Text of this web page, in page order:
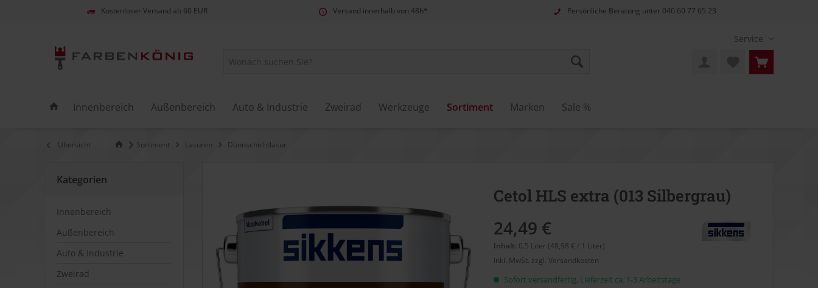
Kostenloser Versand ab 60 EUR Versand innerhalb von 48h* Persönliche Beratung unter 040 60 77 65 23
Service
Innenbereich Außenbereich Auto & Industrie Zweirad Werkzeuge Sortiment Marken Sale %
Übersicht Sortiment Lasuren Dünnschichtlasur
Kategorien
Innenbereich
Außenbereich
Auto & Industrie
Zweirad
Cetol HLS extra (013 Silbergrau)
24,49 €
Inhalt: 0.5 Liter (48,98 € / 1 Liter)
inkl. MwSt. zzgl. Versandkosten
Sofort versandfertig, Lieferzeit ca. 1-3 Arbeitstage